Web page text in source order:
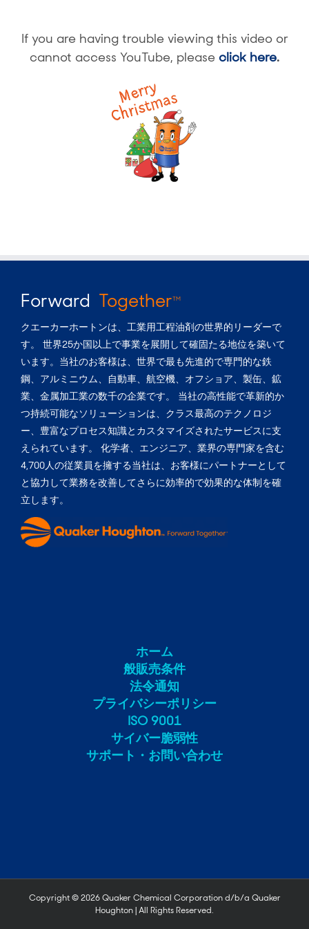
If you are having trouble viewing this video or
cannot access YouTube, please click here.
Forward TogetherTM
クエーカーホートンは、工業用工程油剤の世界的リーダーで
す。 世界25か国以上で事業を展開して確固たる地位を築いて
います。当社のお客様は、世界で最も先進的で専門的な鉄
鋼、アルミニウム、自動車、航空機、オフショア、製缶、鉱
業、金属加工業の数千の企業です。 当社の高性能で革新的か
つ持続可能なソリューションは、クラス最高のテクノロジ
ー、豊富なプロセス知識とカスタマイズされたサービスに支
えられています。 化学者、エンジニア、業界の専門家を含む
4,700人の従業員を擁する当社は、お客様にパートナーとして
と協力して業務を改善してさらに効率的で効果的な体制を確
立します。
ホーム
般販売条件
法令通知
プライバシーポリシー
ISO 9001
サイバー脆弱性
サポート・お問い合わせ
Copyright ©2026 Quaker Chemical Corporation d/b/a Quaker
Houghton | All Rights Reserved.